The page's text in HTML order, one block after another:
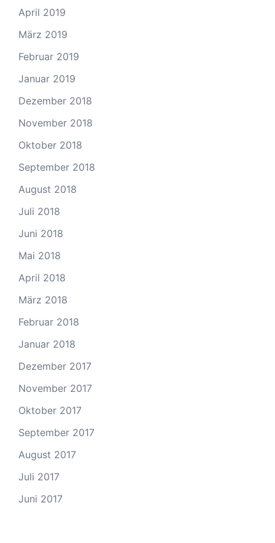
April 2019
März 2019
Februar 2019
Januar 2019
Dezember 2018
November 2018
Oktober 2018
September 2018
August 2018
Juli 2018
Juni 2018
Mai 2018
April 2018
März 2018
Februar 2018
Januar 2018
Dezember 2017
November 2017
Oktober 2017
September 2017
August 2017
Juli 2017
Juni 2017